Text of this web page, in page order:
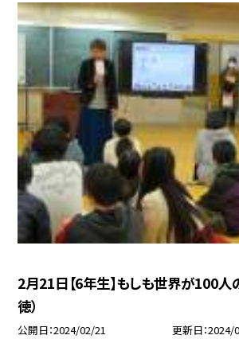
2月21日【6年生】もしも世界が100人
徳）
公開日 2024/02/21 更新日 2024/